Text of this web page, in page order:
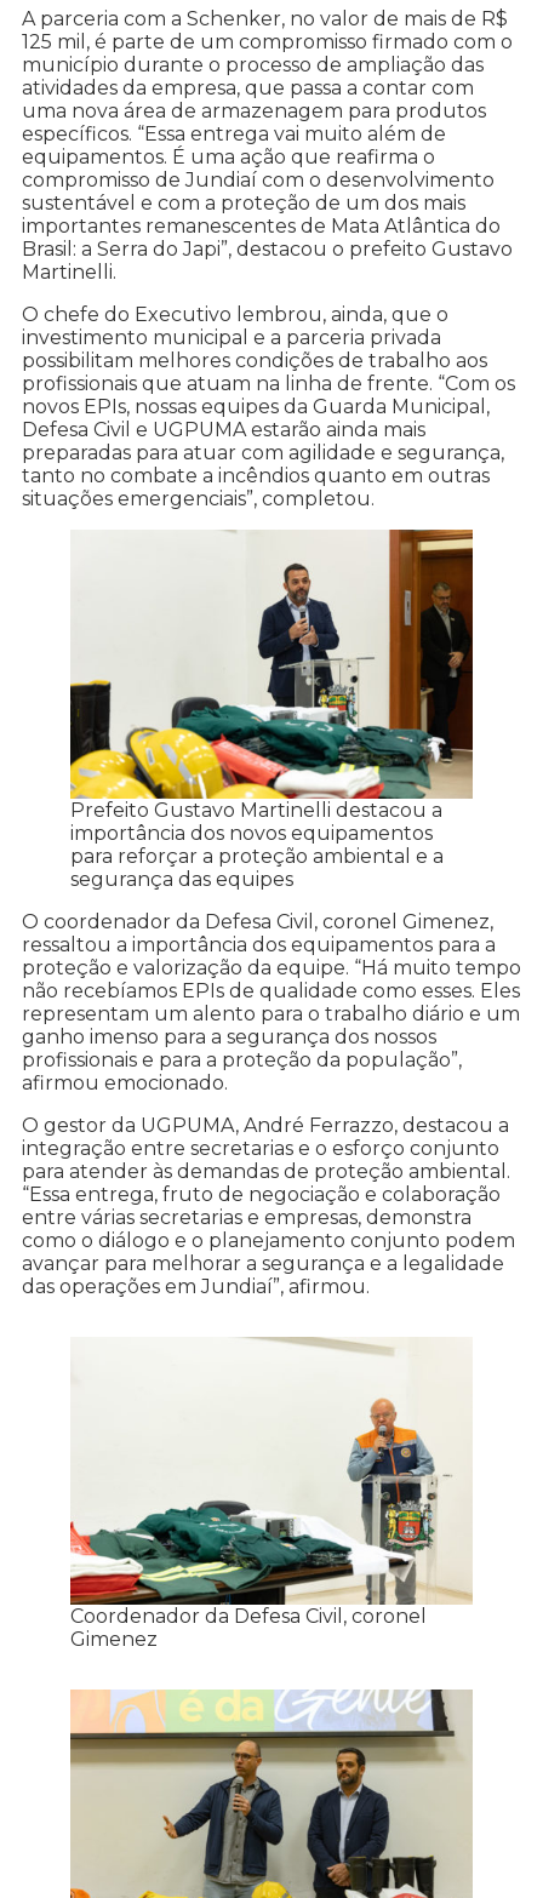
A parceria com a Schenker, no valor de mais de R$
125 mil, é parte de um compromisso firmado com o
município durante o processo de ampliação das
atividades da empresa, que passa a contar com
uma nova área de armazenagem para produtos
específicos. “Essa entrega vai muito além de
equipamentos. É uma ação que reafirma o
compromisso de Jundiaí com o desenvolvimento
sustentável e com a proteção de um dos mais
importantes remanescentes de Mata Atlântica do
Brasil: a Serra do Japi”, destacou o prefeito Gustavo
Martinelli.
O chefe do Executivo lembrou, ainda, que o
investimento municipal e a parceria privada
possibilitam melhores condições de trabalho aos
profissionais que atuam na linha de frente. “Com os
novos EPIs, nossas equipes da Guarda Municipal,
Defesa Civil e UGPUMA estarão ainda mais
preparadas para atuar com agilidade e segurança,
tanto no combate a incêndios quanto em outras
situações emergenciais”, completou.
Prefeito Gustavo Martinelli destacou a
importância dos novos equipamentos
para reforçar a proteção ambiental e a
segurança das equipes
O coordenador da Defesa Civil, coronel Gimenez,
ressaltou a importância dos equipamentos para a
proteção e valorização da equipe. “Há muito tempo
não recebíamos EPIs de qualidade como esses. Eles
representam um alento para o trabalho diário e um
ganho imenso para a segurança dos nossos
profissionais e para a proteção da população”,
afirmou emocionado.
O gestor da UGPUMA, André Ferrazzo, destacou a
integração entre secretarias e o esforço conjunto
para atender às demandas de proteção ambiental.
“Essa entrega, fruto de negociação e colaboração
entre várias secretarias e empresas, demonstra
como o diálogo e o planejamento conjunto podem
avançar para melhorar a segurança e a legalidade
das operações em Jundiaí”, afirmou.
Coordenador da Defesa Civil, coronel
Gimenez